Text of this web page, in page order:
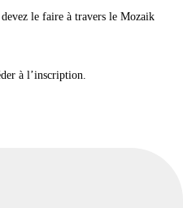
le faire à travers le Mozaik
à l’inscription.